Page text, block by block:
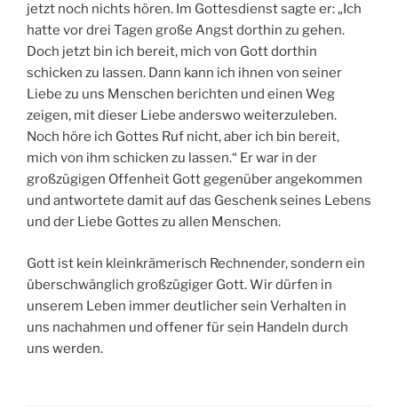
jetzt noch nichts hören. Im Gottesdienst sagte er: „Ich
hatte vor drei Tagen große Angst dorthin zu gehen.
Doch jetzt bin ich bereit, mich von Gott dorthin
schicken zu lassen. Dann kann ich ihnen von seiner
Liebe zu uns Menschen berichten und einen Weg
zeigen, mit dieser Liebe anderswo weiterzuleben.
Noch höre ich Gottes Ruf nicht, aber ich bin bereit,
mich von ihm schicken zu lassen.“ Er war in der
großzügigen Offenheit Gott gegenüber angekommen
und antwortete damit auf das Geschenk seines Lebens
und der Liebe Gottes zu allen Menschen.
Gott ist kein kleinkrämerisch Rechnender, sondern ein
überschwänglich großzügiger Gott. Wir dürfen in
unserem Leben immer deutlicher sein Verhalten in
uns nachahmen und offener für sein Handeln durch
uns werden.